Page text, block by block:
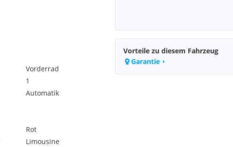
Vorderrad
1
Automatik
Rot
Limousine
Vorteile zu diesem Fahrzeug
Garantie